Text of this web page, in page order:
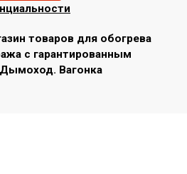
товаров для обогрева
с гарантированным
Вагонка